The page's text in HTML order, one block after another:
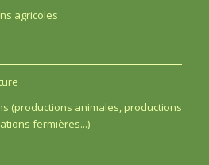
agricoles
(productions animales, productions
fermières...)